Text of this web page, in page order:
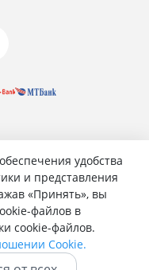
удобства
и представления
«Принять», вы
файлов в
cookie-файлов.
Cookie.
на 1С-
данных